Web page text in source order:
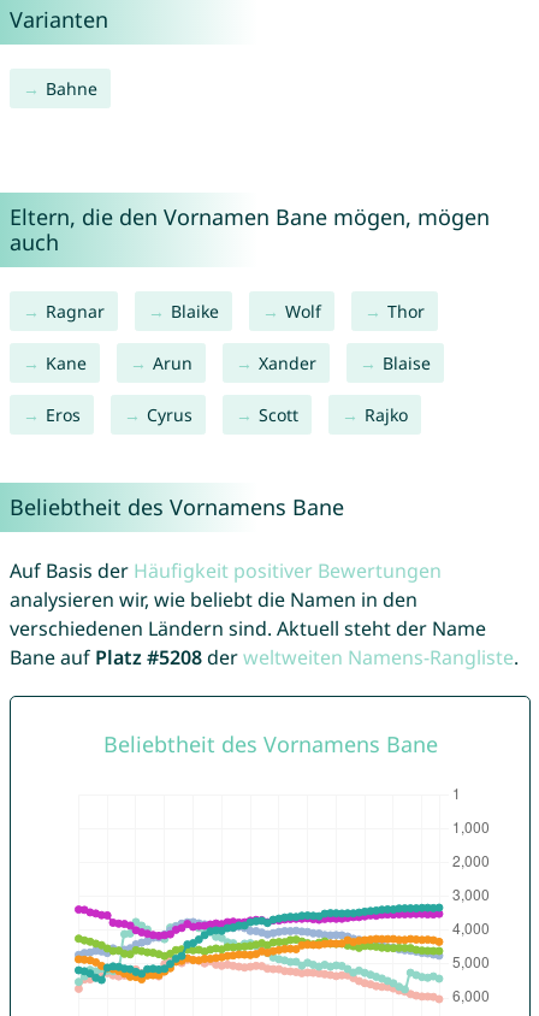
Varianten
Bahne
Eltern, die den Vornamen Bane mögen, mögen
auch
Ragnar Blaike Wolf Thor
Kane Arun Xander Blaise
Eros Cyrus Scott Rajko
Beliebtheit des Vornamens Bane
Auf Basis der Häufigkeit positiver Bewertungen
analysieren wir, wie beliebt die Namen in den
verschiedenen Ländern sind. Aktuell steht der Name
Bane auf Platz #5208derweltweiten Namens-Rangliste.